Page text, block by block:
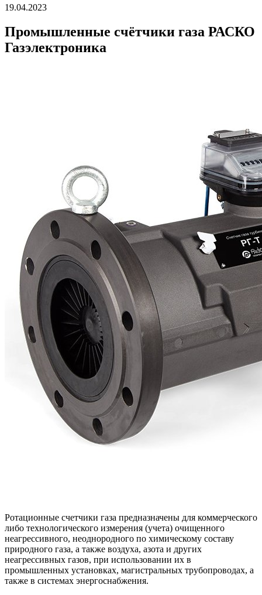
19.04.2023
Промышленные счётчики газа РАСКО
Газэлектроника
Ротационные счетчики газа предназначены для коммерческого
либо технологического измерения (учета) очищенного
неагрессивного, неоднородного по химическому составу
природного газа, а также воздуха, азота и других
неагрессивных газов, при использовании их в
промышленных установках, магистральных трубопроводах, а
также в системах энергоснабжения.